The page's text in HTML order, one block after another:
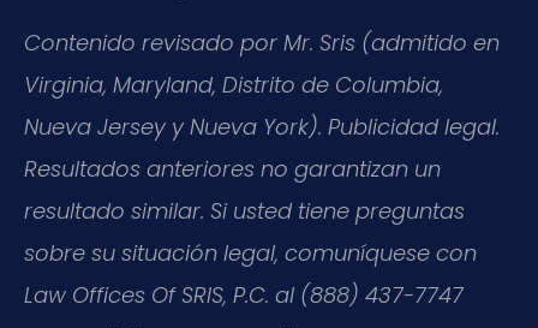
Contenido revisado por Mr. Sris (admitido en
Virginia, Maryland, Distrito de Columbia,
Nueva Jersey y Nueva York). Publicidad legal.
Resultados anteriores no garantizan un
resultado similar. Si usted tiene preguntas
sobre su situación legal, comuníquese con
Law Offices Of SRIS, P.C. al (888) 437-7747